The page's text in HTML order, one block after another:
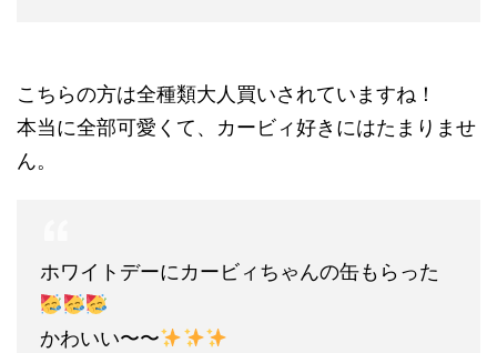
こちらの方は全種類大人買いされていますね！
本当に全部可愛くて、カービィ好きにはたまりませ
ん。
ホワイトデーにカービィちゃんの缶もらった
かわいい〜〜